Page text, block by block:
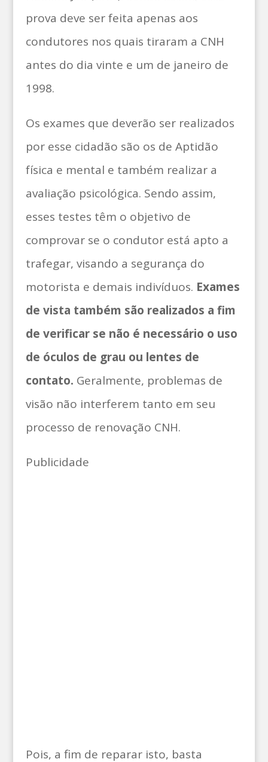
prova deve ser feita apenas aos
condutores nos quais tiraram a CNH
antes do dia vinte e um de janeiro de
1998.
Os exames que deverão ser realizados
por esse cidadão são os de Aptidão
física e mental e também realizar a
avaliação psicológica. Sendo assim,
esses testes têm o objetivo de
comprovar se o condutor está apto a
trafegar, visando a segurança do
motorista e demais indivíduos. Exames
de vista também são realizados a fim
de verificar se não é necessário o uso
de óculos de grau ou lentes de
contato. Geralmente, problemas de
visão não interferem tanto em seu
processo de renovação CNH.
Publicidade
Pois, a fim de reparar isto, basta